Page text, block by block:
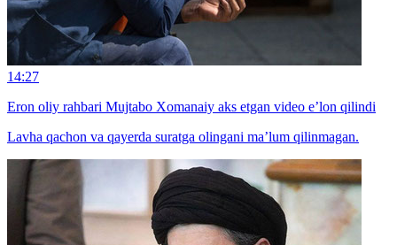
14:27
Eron oliy rahbari Mujtabo Xomanaiy aks etgan video e’lon qilindi
Lavha qachon va qayerda suratga olingani ma’lum qilinmagan.